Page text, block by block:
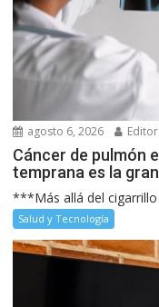
agosto 6, 2026 Editor
Cáncer de pulmón
temprana es la
***Más allá del
Salud y Tecnología